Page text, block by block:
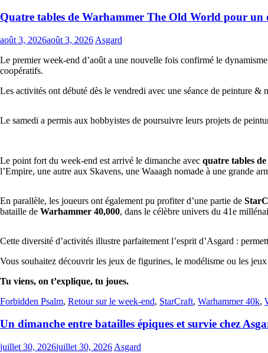
Quatre tables de Warhammer The Old World pour un
août 3, 2026août 3, 2026 Asgard
Le premier week-end d’août a une nouvelle fois confirmé le
coopératifs.
Les activités ont débuté dès le vendredi avec une séance de peinture &
Le samedi a permis aux hobbyistes de poursuivre leurs projets de
Le point fort du week-end est arrivé le dimanche avec quatre tables
l’Empire, une autre aux Skavens, une Waaagh nomade à une grande
En parallèle, les joueurs ont également pu profiter d’une partie de
bataille de Warhammer 40,000, dans le célèbre univers du 41e
Cette diversité d’activités illustre parfaitement l’esprit d’Asgard :
Vous souhaitez découvrir les jeux de figurines, le modélisme ou les
Tu viens, on t’explique, tu joues.
Forbidden Psalm, Retour sur le week-end, StarCraft, Warhammer 40k,
Un dimanche entre batailles épiques et survie chez
juillet 30, 2026juillet 30, 2026 Asgard